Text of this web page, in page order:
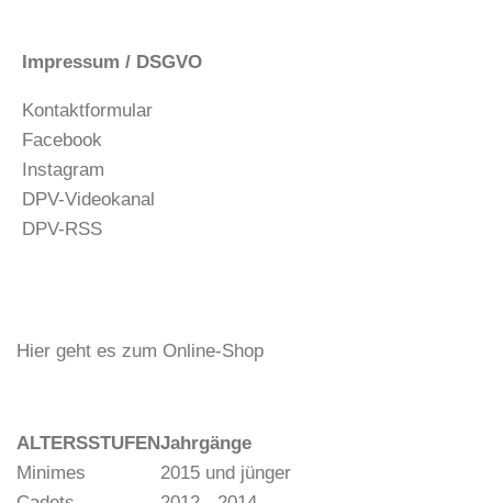
Impressum / DSGVO
Kontaktformular
Facebook
Instagram
DPV-Videokanal
DPV-RSS
Hier geht es zum Online-Shop
ALTERSSTUFENJahrgänge
Minimes
2015 und jünger